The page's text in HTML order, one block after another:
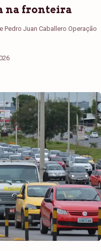
na fronteira
Pedro Juan Caballero Operação